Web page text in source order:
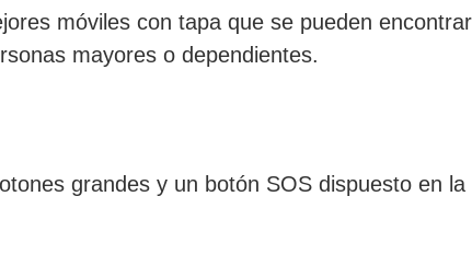
móviles con tapa que se pueden
mayores o dependientes.
grandes y un botón SOS dispuesto en